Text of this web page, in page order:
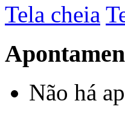
Tela cheia
Não há